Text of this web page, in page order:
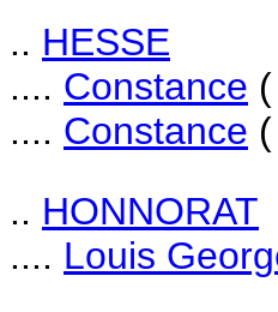
.. HESSE
.... Constance
.... Constance
.. HONNORAT
.... Louis